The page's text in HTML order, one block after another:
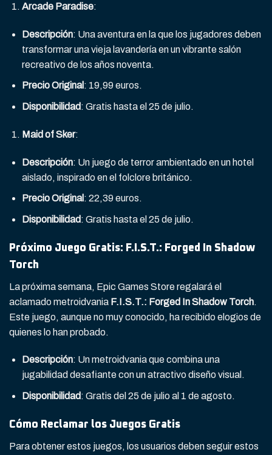
Arcade Paradise:
Descripción: Una aventura en la que los jugadores deben
transformar una vieja lavandería en un vibrante salón
recreativo de los años noventa.
Precio Original: 19,99 euros.
Disponibilidad: Gratis hasta el 25 de julio.
Maid of Sker:
Descripción: Un juego de terror ambientado en un hotel
aislado, inspirado en el folclore británico.
Precio Original: 22,39 euros.
Disponibilidad: Gratis hasta el 25 de julio.
Próximo Juego Gratis: F.I.S.T.: Forged In Shadow
Torch
La próxima semana, Epic Games Store regalará el
aclamado metroidvania F.I.S.T.: Forged In Shadow Torch.
Este juego, aunque no muy conocido, ha recibido elogios de
quienes lo han probado.
Descripción: Un metroidvania que combina una
jugabilidad desafiante con un atractivo diseño visual.
Disponibilidad: Gratis del 25 de julio al 1 de agosto.
Cómo Reclamar los Juegos Gratis
Para obtener estos juegos, los usuarios deben seguir estos